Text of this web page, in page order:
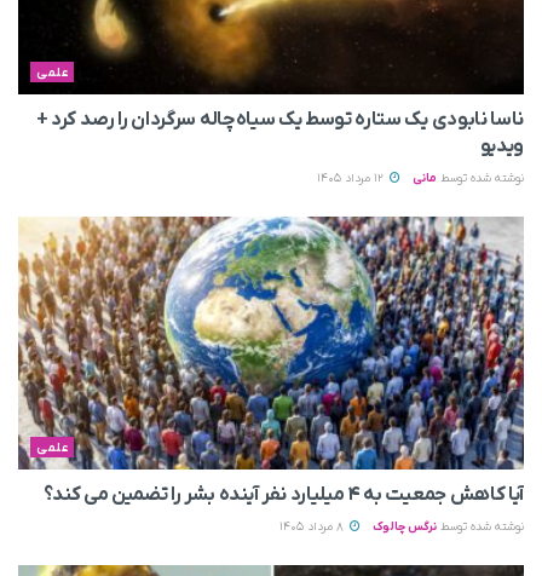
علمی
ناسا نابودی یک ستاره توسط یک سیاه‌چاله سرگردان را رصد کرد +
ویدیو
نوشته شده توسط مانی
علمی
آیا کاهش جمعیت به ۴ میلیارد نفر آینده بشر را تضمین می‌ کند؟
نوشته شده توسط نرگس چالوک